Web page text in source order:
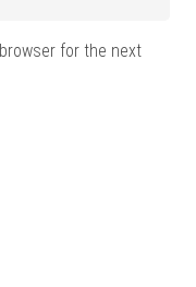
for the next